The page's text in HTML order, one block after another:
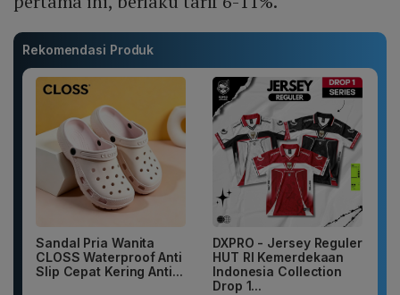
Rekomendasi Produk
Sandal Pria Wanita
CLOSS Waterproof Anti
Slip Cepat Kering Anti...
DXPRO - Jersey Reguler
HUT RI Kemerdekaan
Indonesia Collection
Drop 1...